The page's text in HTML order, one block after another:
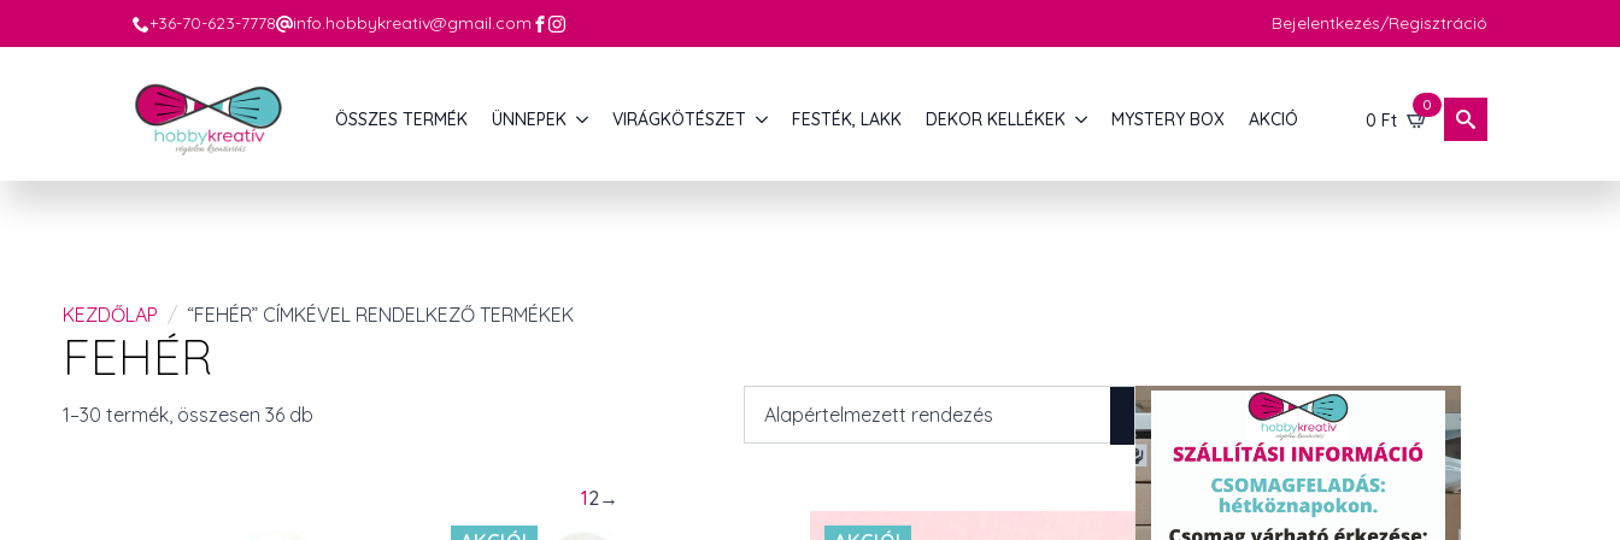
+36-70-623-7778 info.hobbykreativ@gmail.com Bejelentkezés/Regisztráció
ÖSSZES TERMÉK ÜNNEPEK VIRÁGKÖTÉSZET FESTÉK, LAKK DEKOR KELLÉKEK MYSTERY BOX AKCIÓ 0 Ft
0
KEZDŐLAP “FEHÉR” CÍMKÉVEL RENDELKEZŐ TERMÉKEK
FEHÉR
1–30 termék, összesen 36 db
12 →